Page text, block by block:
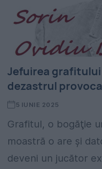
Jefuirea
dezastrul
5 IUNIE 2025
Grafitul, o bogăţie
moastră o are şi
deveni un jucător